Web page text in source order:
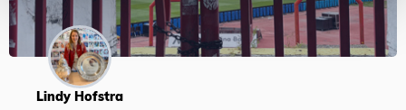
Lindy Hofstra